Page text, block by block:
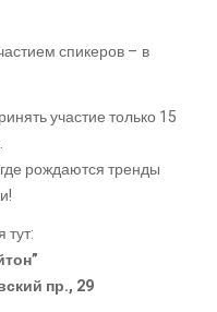
спикеров – в
участие только 15
рождаются тренды
тут:
пр., 29